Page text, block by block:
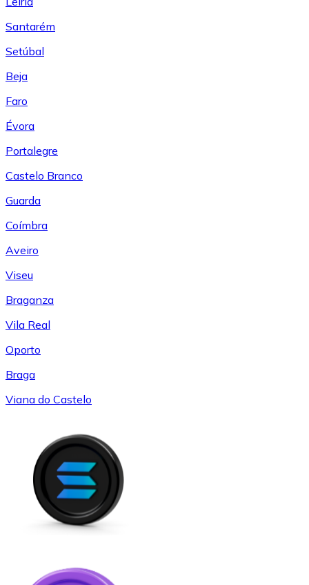
Santarém
Setúbal
Beja
Faro
Évora
Portalegre
Castelo Branco
Guarda
Coímbra
Aveiro
Viseu
Braganza
Vila Real
Oporto
Braga
Viana do Castelo